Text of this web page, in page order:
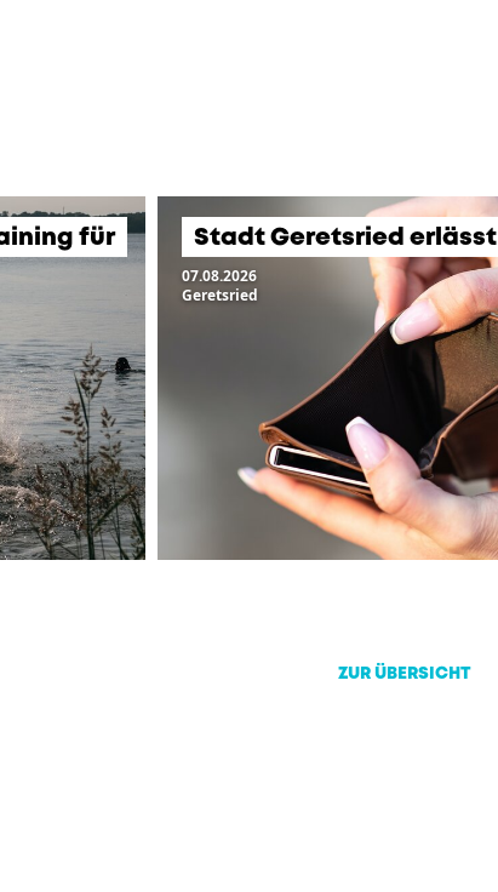
für
Stadt Geretsried
07.08.2026
Geretsried
ZUR ÜBERSICHT